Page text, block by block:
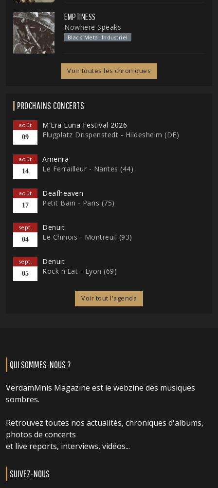
EMPTINESS
Nowhere Speaks
Black Metal Industriel
Voir toutes les chroniques
PROCHAINS CONCERTS
août
09
M'Era Luna Festival 2026
Flugplatz Drispenstedt - Hildesheim (DE)
août
14
Amenra
Le Ferrailleur - Nantes (44)
août
17
Deafheaven
Petit Bain - Paris (75)
sept.
04
Denuit
Le Chinois - Montreuil (93)
sept.
05
Denuit
Rock n'Eat - Lyon (69)
Voir tout l'agenda
QUI SOMMES-NOUS ?
VerdamMnis Magazine est le webzine des musiques
sombres.
Retrouvez toutes nos actualités, chroniques d'albums,
photos de concerts
et live reports, interviews, vidéos...
SUIVEZ-NOUS